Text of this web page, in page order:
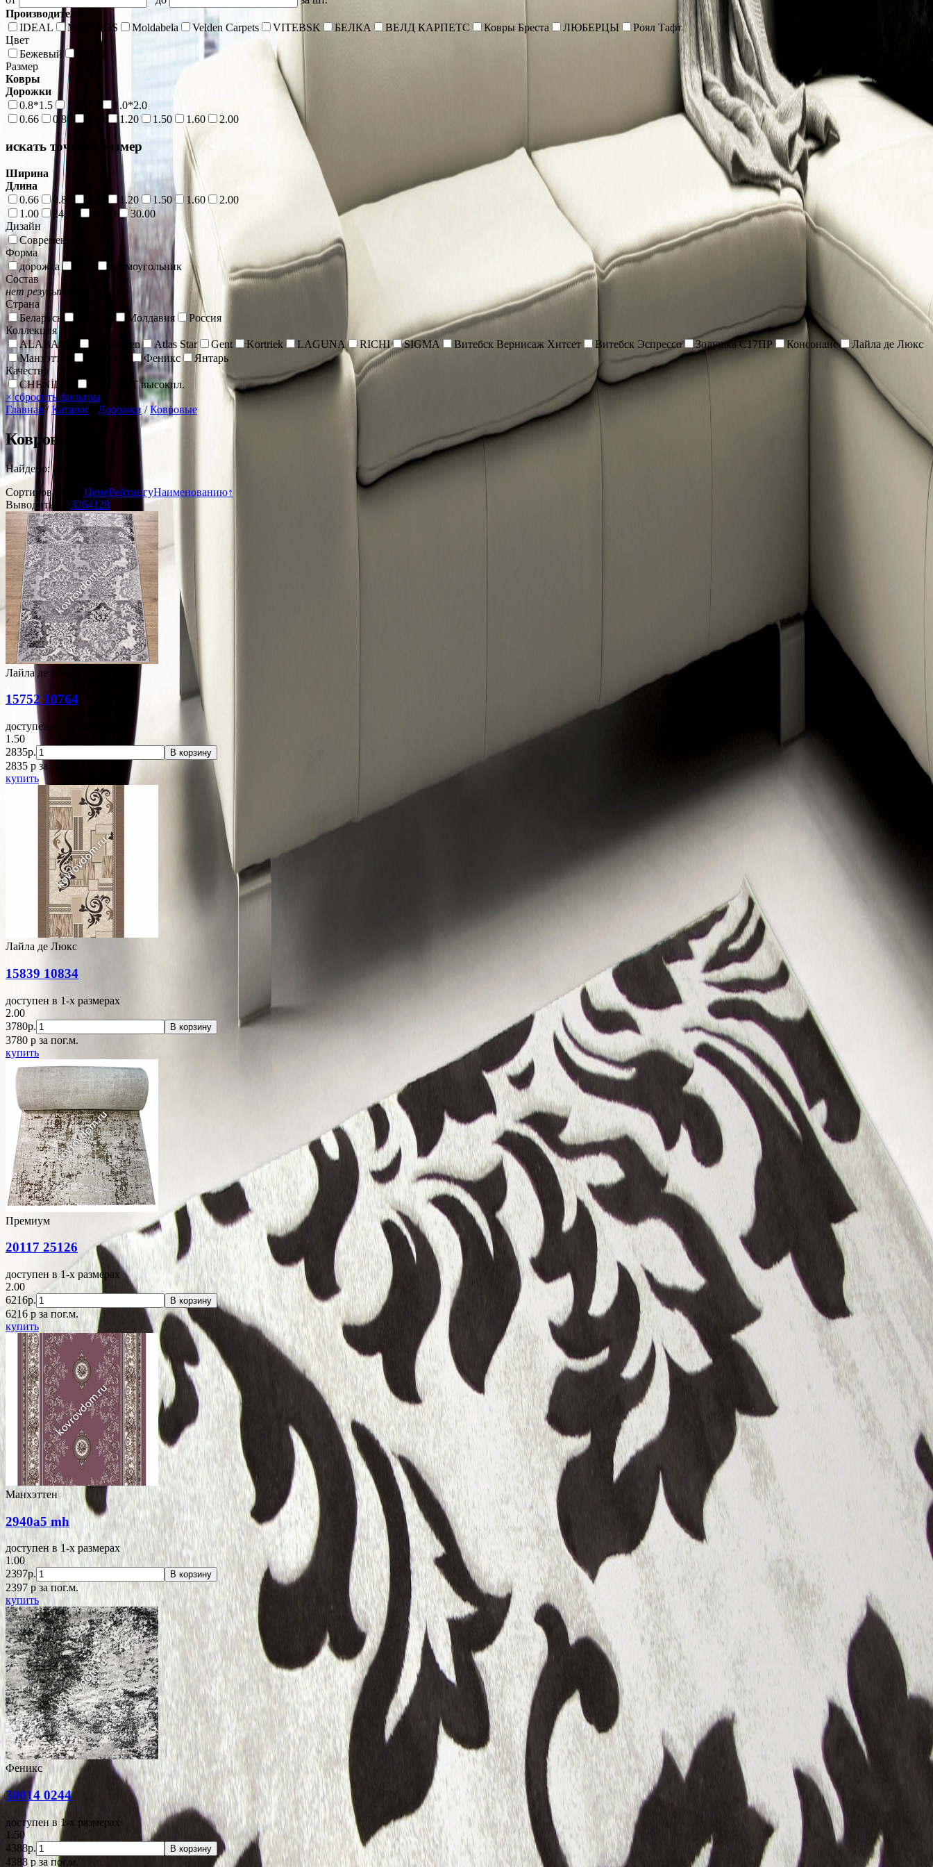
Производители
IDEAL
MERINOS Moldabela Velden Carpets VITEBSK БЕЛКА ВЕЛД КАРПЕТС Ковры Бреста ЛЮБЕРЦЫ
Роял Тафт
Цвет
Бежевый
Серый
Размер
Ковры
Дорожки
0.8*1.5
1.0*1.0
1.0*2.0
0.66
0.80 1.00 1.20 1.50 1.60 2.00
искать точный размер
Ширина
Длина
0.66
0.80 1.20 1.50 1.60
2.00
1.00
24.10 25.00
30.00
Дизайн
Современный
Форма
дорожка
прямоугольник
Состав
нет результатов
Страна
Беларусь
Молдавия
Россия
Коллекция
ALABAMA
Antwerpen Atlas Star Gent Kortriek LAGUNA RICHI SIGMA Витебск Вернисаж Хитсет Витебск Эспрессо Золушка С17ПР Консонанс
Лайла де Люкс
Манхэттен
Премиум Феникс
Янтарь
Качество
CHENİLLE
HEATSET высокпл.
×сбросить фильтры
Главная/Каталог Дорожки /Ковровые
Ковровые
Найдено: 22
Сортировать по: ЦенеРейтингуНаименованию↑
Выводить по: 3264128
Лайла де Люкс
15752 10764
доступен в 1-x размерах
1.50
2835р.
В корзину
2835 p за пог.м.
купить
Лайла де Люкс
15839 10834
доступен в 1-x размерах
2.00
3780р.
В корзину
3780 p за пог.м.
купить
Премиум
20117 25126
доступен в 1-x размерах
2.00
6216р.
В корзину
6216 p за пог.м.
купить
Манхэттен
2940a5 mh
доступен в 1-x размерах
1.00
2397р.
В корзину
2397 p за пог.м.
купить
Феникс
30014 0244
доступен в 1-x размерах
1.50
4388р.
В корзину
4388 pза пог.м.